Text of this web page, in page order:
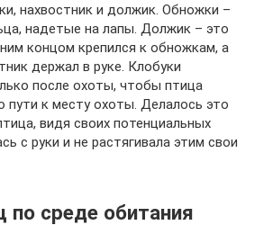
нахвостник и должик. Обножки –
надетые на лапы. Должик – это
концом крепился к обножкам, а
держал в руке. Клобуки
после охоты, чтобы птица
пути к месту охоты. Делалось это
видя своих потенциальных
с руки и не растягивала этим свои
по среде обитания